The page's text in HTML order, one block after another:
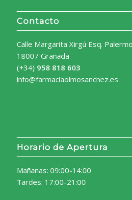
Contacto
Calle Margarita Xirgú Esq.
18007 Granada
(+34) 958 818 603
info@farmaciaolmosanchez.es
Horario de Apertura
Mañanas: 09:00-14:00
Tardes: 17:00-21:00